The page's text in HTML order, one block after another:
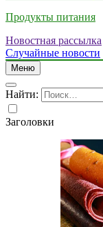
Продукты питания
Новостная рассылка
Случайные новости
Меню
Найти:
Заголовки